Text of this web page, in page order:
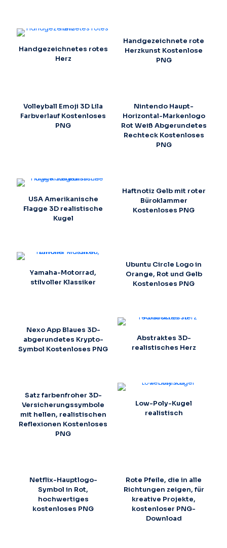
Handgezeichnetes rotes
Herz
Handgezeichnete rote
Herzkunst Kostenlose
PNG
Volleyball Emoji 3D Lila
Farbverlauf Kostenloses
PNG
Nintendo Haupt-
Horizontal-Markenlogo
Rot Weiß Abgerundetes
Rechteck Kostenloses
PNG
USA Amerikanische
Flagge 3D realistische
Kugel
Haftnotiz Gelb mit roter
Büroklammer
Kostenloses PNG
Yamaha-Motorrad,
stilvoller Klassiker
Ubuntu Circle Logo in
Orange, Rot und Gelb
Kostenloses PNG
Nexo App Blaues 3D-
abgerundetes Krypto-
Symbol Kostenloses PNG
Abstraktes 3D-
realistisches Herz
Satz farbenfroher 3D-
Versicherungssymbole
mit hellen, realistischen
Reflexionen Kostenloses
PNG
Low-Poly-Kugel
realistisch
Netflix-Hauptlogo-
Symbol in Rot,
hochwertiges
kostenloses PNG
Rote Pfeile, die in alle
Richtungen zeigen, für
kreative Projekte,
kostenloser PNG-
Download